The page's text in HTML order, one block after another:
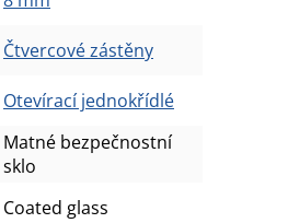
Čtvercové zástěny
Otevírací jednokřídlé
Matné bezpečnostní
sklo
Coated glass